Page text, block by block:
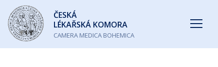
Česká
lékařská
komora
ČESKÁ
LÉKAŘSKÁ KOMORA
CAMERA MEDICA BOHEMICA